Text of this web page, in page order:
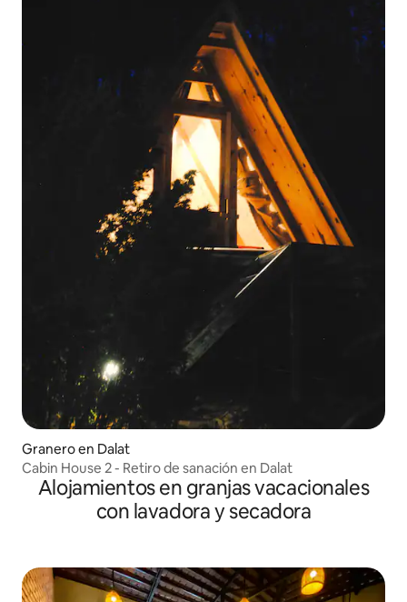
Granero en Dalat
Cabin House 2 - Retiro de sanación en Dalat
Alojamientos en granjas vacacionales
con lavadora y secadora